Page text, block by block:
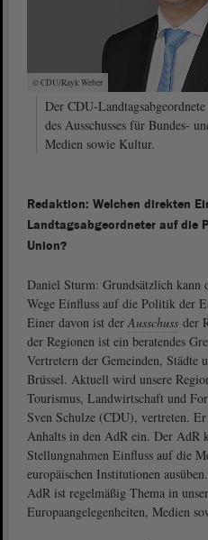
© CDU/Rayk Weber
Der CDU-
des Ausschusses für Bundes-
Medien sowie Kultur.
Redaktion: Welchen direkten
Landtagsabgeordneter auf die
Union?
Daniel Sturm: Grundsätzlich kann
Wege Einfluss auf die Politik der
Einer davon ist derAusschuss der
der Regionen ist ein beratendes
Vertretern der Gemeinden, Städte
Brüssel. Aktuell wird unsere
Tourismus, Landwirtschaft und
Sven Schulze (CDU), vertreten.
Anhalts in den AdR ein. Der AdR
Stellungnahmen Einfluss auf die
europäischen Institutionen
AdR ist regelmäßig Thema in
Europaangelegenheiten, Medien